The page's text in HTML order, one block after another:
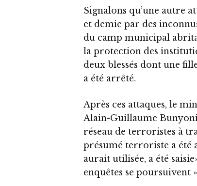
Signalons qu’une autre
et demie par des
du camp municipal
la protection des
deux blessés dont une
a été arrêté.
Après ces attaques, le
Alain-Guillaume
réseau de terroristes à
présumé terroriste a été
aurait utilisée, a été
enquêtes se poursuivent